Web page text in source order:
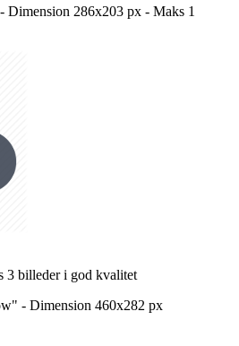
286x203 px - Maks 1
3 billeder i god kvalitet
- Dimension 460x282 px